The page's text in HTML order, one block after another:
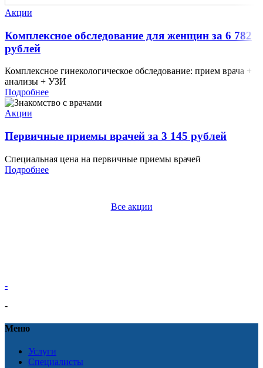
Акции
Комплексное обследование для женщин за 6 782
рублей
Комплексное гинекологическое обследование: прием врача +
анализы + УЗИ
Подробнее
Акции
Первичные приемы врачей за 3 145 рублей
Специальная цена на первичные приемы врачей
Подробнее
Все акции
-
-
Меню
Услуги
Специалисты